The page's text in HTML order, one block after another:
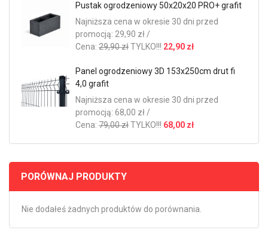
Pustak ogrodzeniowy 50x20x20 PRO+ grafit
Najniższa cena w okresie 30 dni przed
promocją: 29,90 zł /
Cena: 29,90 złTYLKO!!! 22,90 zł
Panel ogrodzeniowy 3D 153x250cm drut fi
4,0 grafit
Najniższa cena w okresie 30 dni przed
promocją: 68,00 zł /
Cena: 79,00 złTYLKO!!! 68,00 zł
PORÓWNAJ PRODUKTY
Nie dodałeś żadnych produktów do porównania.